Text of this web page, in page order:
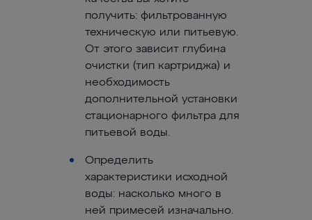
получить: фильтрованную
техническую или питьевую.
От этого зависит глубина
очистки (тип картриджа) и
необходимость
дополнительной установки
стационарного фильтра для
питьевой воды.
Определить
характеристики исходной
воды: насколько много в
ней примесей изначально.